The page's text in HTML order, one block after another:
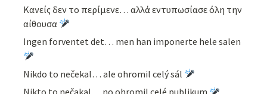
Κανείς δεν το περίμενε… αλλά εντυπωσίασε όλη την
αίθουσα
Ingen forventet det… men han imponerte hele salen
Nikdo to nečekal… ale ohromil celý sál
Nikto to nečakal… no ohromil celé publikum